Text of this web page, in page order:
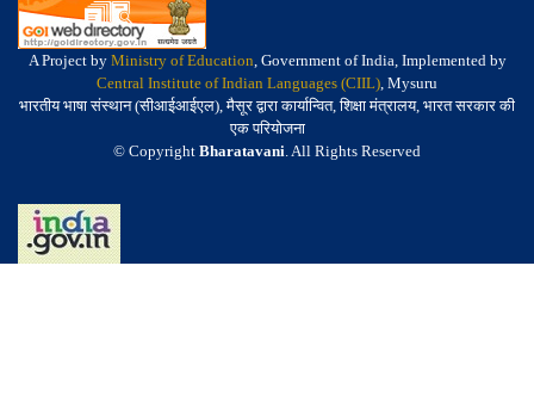
A Project by Ministry of Education, Government of India, Implemented by
Central Institute of Indian Languages (CIIL), Mysuru
भारतीय भाषा संस्थान (सीआईआईएल), मैसूर द्वारा कार्यान्वित, शिक्षा मंत्रालय, भारत सरकार की
एक परियोजना
© Copyright Bharatavani. All Rights Reserved